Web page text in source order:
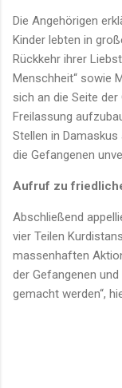
Die Angehörigen
Kinder lebten in
Rückkehr ihrer
Menschheit“ sowie
sich an die Seite
Freilassung
Stellen in
die Gefangenen
Aufruf zu
Abschließend
vier Teilen
massenhaften
der Gefangenen
gemacht werden“,